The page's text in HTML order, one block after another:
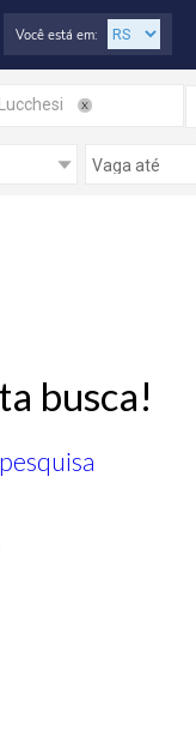
Você está em:
busca!